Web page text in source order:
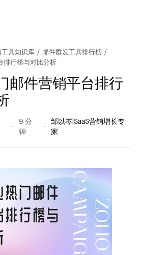
工具知识库 / 邮件群发工具排行榜 /
排行榜与对比分析
邮件营销平台排行
9 分
钟
邹以岑|SaaS营销增长专
家